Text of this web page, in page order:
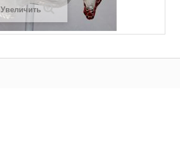
Увеличить